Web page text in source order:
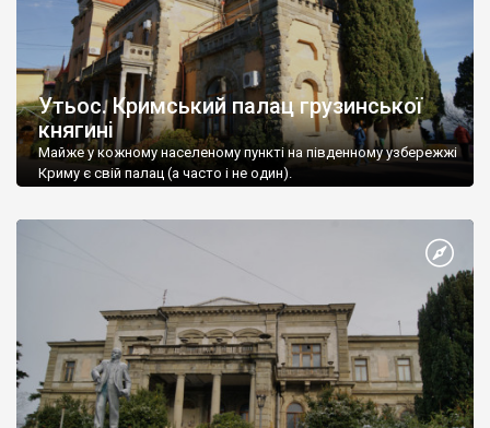
Утьос. Кримський палац грузинської
княгині
Майже у кожному населеному пункті на південному узбережжі
Криму є свій палац (а часто і не один).